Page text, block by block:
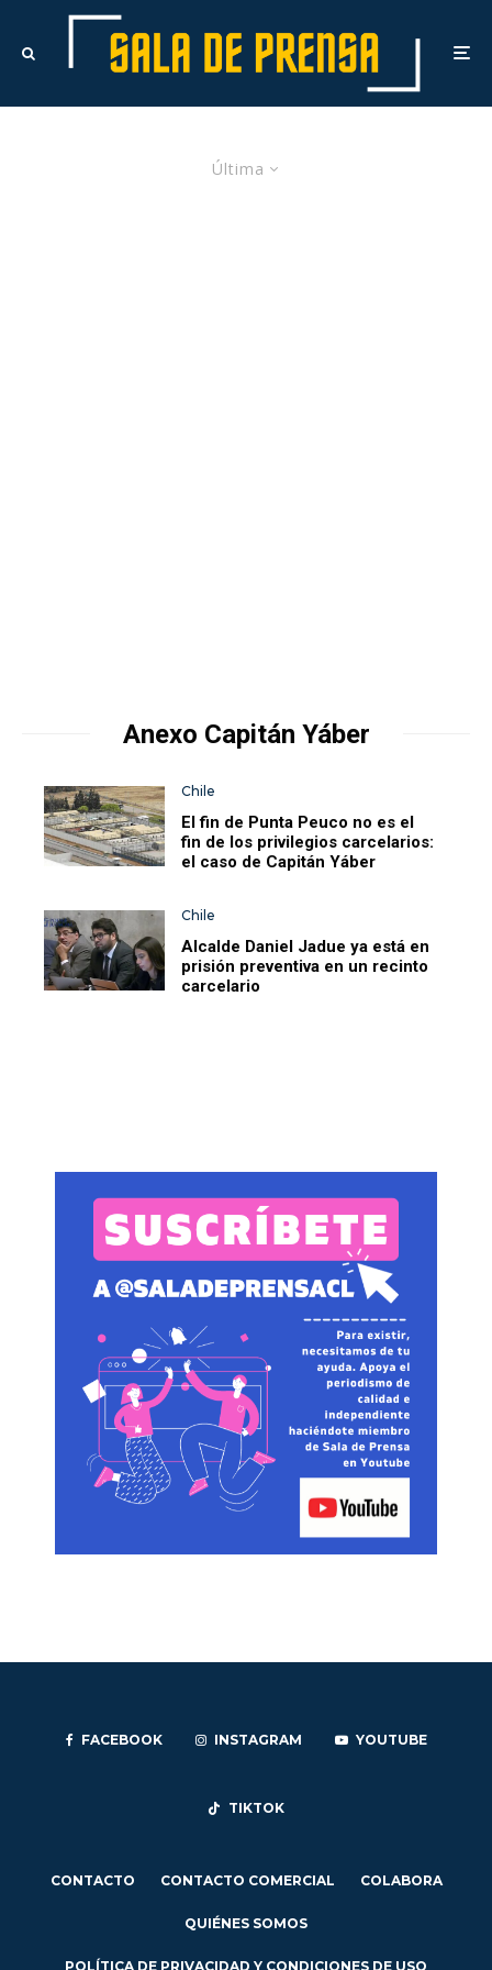
Última
Anexo Capitán Yáber
Chile
El fin de Punta Peuco no es el
fin de los privilegios carcelarios:
el caso de Capitán Yáber
Chile
Alcalde Daniel Jadue ya está en
prisión preventiva en un recinto
carcelario
FACEBOOK INSTAGRAM YOUTUBE
TIKTOK
CONTACTO CONTACTO COMERCIAL COLABORA
QUIÉNES SOMOS
POLÍTICA DE PRIVACIDAD Y CONDICIONES DE USO